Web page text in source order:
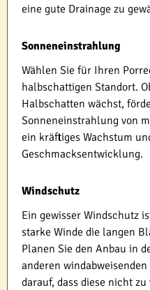
eine gute Drainage zu
Sonneneinstrahlung
Wählen Sie für Ihren
halbschattigen Standort.
Halbschatten wächst,
Sonneneinstrahlung von
ein kräftiges Wachstum
Geschmacksentwicklung.
Windschutz
Ein gewisser Windschutz
starke Winde die langen
Planen Sie den Anbau in
anderen
darauf, dass diese nicht